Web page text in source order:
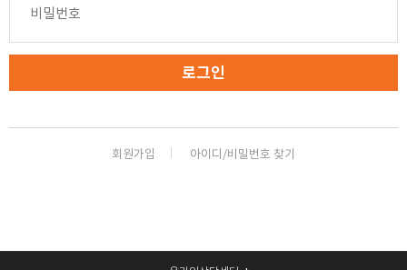
로그인
회원가입 아이디/비밀번호 찾기